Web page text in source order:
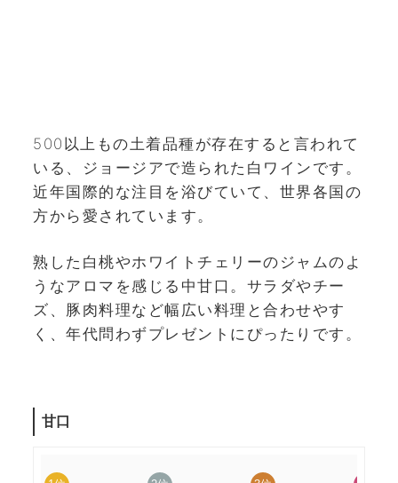
500以上もの土着品種が存在すると言われて
いる、ジョージアで造られた白ワインです。
近年国際的な注目を浴びていて、世界各国の
方から愛されています。
熟した白桃やホワイトチェリーのジャムのよ
うなアロマを感じる中甘口。サラダやチー
ズ、豚肉料理など幅広い料理と合わせやす
く、年代問わずプレゼントにぴったりです。